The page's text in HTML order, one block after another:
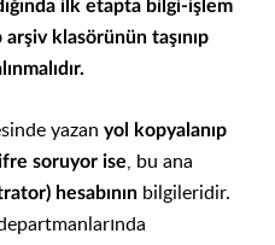
ilk etapta bilgi-işlem
klasörünün taşınıp
yazan yol kopyalanıp
soruyor ise, bu ana
hesabının bilgileridir.